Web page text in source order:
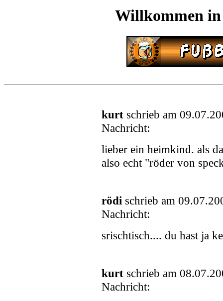
Willkommen
kurt schrieb am
Nachricht:
lieber ein heimkind. als
also echt "röder von
rödi schrieb am
Nachricht:
srischtisch.... du hast ja
kurt schrieb am
Nachricht: